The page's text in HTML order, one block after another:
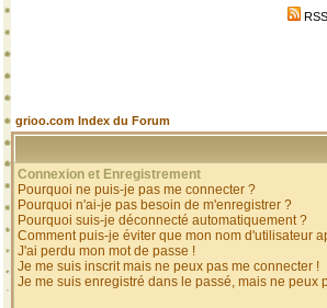
RSS
grioo.com Index du Forum
Connexion et Enregistrement
Pourquoi ne puis-je pas me connecter ?
Pourquoi n'ai-je pas besoin de m'enregistrer ?
Pourquoi suis-je déconnecté automatiquement ?
Comment puis-je éviter que mon nom d'utilisateur
J'ai perdu mon mot de passe !
Je me suis inscrit mais ne peux pas me connecter !
Je me suis enregistré dans le passé, mais ne peux